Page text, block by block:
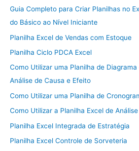
Guia Completo para Criar Planilhas no
do Básico ao Nível Iniciante
Planilha Excel de Vendas com Estoque
Planilha Ciclo PDCA Excel
Como Utilizar uma Planilha de
Análise de Causa e Efeito
Como Utilizar uma Planilha de
Como Utilizar a Planilha Excel de
Planilha Excel Integrada de Estratégia
Planilha Excel Controle de Sorveteria